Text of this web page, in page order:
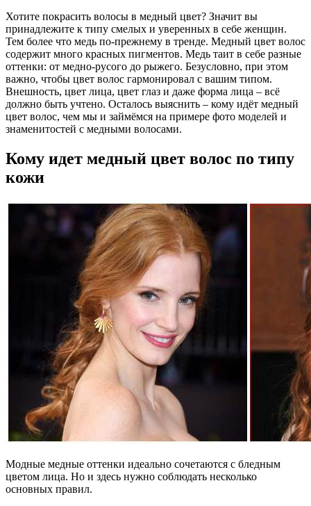
Хотите покрасить волосы в медный цвет? Значит вы
принадлежите к типу смелых и уверенных в себе женщин.
Тем более что медь по-прежнему в тренде. Медный цвет волос
содержит много красных пигментов. Медь таит в себе разные
оттенки: от медно-русого до рыжего. Безусловно, при этом
важно, чтобы цвет волос гармонировал с вашим типом.
Внешность, цвет лица, цвет глаз и даже форма лица – всё
должно быть учтено. Осталось выяснить – кому идёт медный
цвет волос, чем мы и займёмся на примере фото моделей и
знаменитостей с медными волосами.
Кому идет медный цвет волос по типу
кожи
Модные медные оттенки идеально сочетаются с бледным
цветом лица. Но и здесь нужно соблюдать несколько
основных правил.